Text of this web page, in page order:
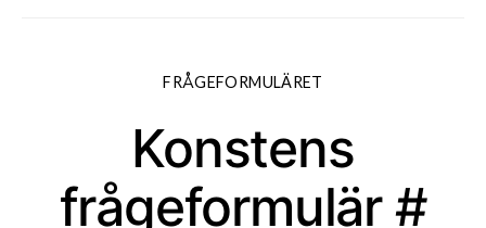
FRÅGEFORMULÄRET
Konstens
frågeformulär #